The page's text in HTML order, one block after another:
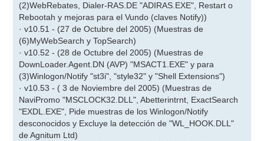
(2)WebRebates, Dialer-RAS.DE "ADIRAS.EXE", Restart o
Rebootah y mejoras para el Vundo (claves Notify))
· v10.51 - (27 de Octubre del 2005) (Muestras de
(6)MyWebSearch y TopSearch)
· v10.52 - (28 de Octubre del 2005) (Muestras de
DownLoader.Agent.DN (AVP) "MSACT1.EXE" y para
(3)Winlogon/Notify "st3i", "style32" y "Shell Extensions")
· v10.53 - ( 3 de Noviembre del 2005) (Muestras de
NaviPromo "MSCLOCK32.DLL", Abetterintrnt, ExactSearch
"EXDL.EXE", Pide muestras de los Winlogon/Notify
desconocidos y Excluye la detección de "WL_HOOK.DLL"
de Agnitum Ltd)